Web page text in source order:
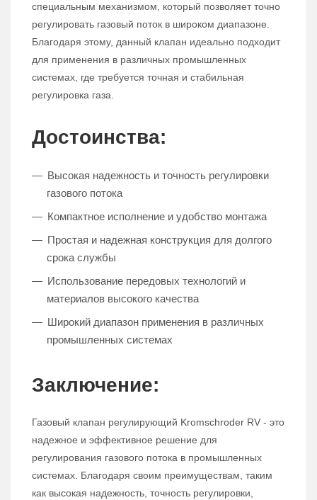
специальным механизмом, который позволяет точно
регулировать газовый поток в широком диапазоне.
Благодаря этому, данный клапан идеально подходит
для применения в различных промышленных
системах, где требуется точная и стабильная
регулировка газа.
Достоинства:
Высокая надежность и точность регулировки
газового потока
Компактное исполнение и удобство монтажа
Простая и надежная конструкция для долгого
срока службы
Использование передовых технологий и
материалов высокого качества
Широкий диапазон применения в различных
промышленных системах
Заключение:
Газовый клапан регулирующий Kromschroder RV - это
надежное и эффективное решение для
регулирования газового потока в промышленных
системах. Благодаря своим преимуществам, таким
как высокая надежность, точность регулировки,